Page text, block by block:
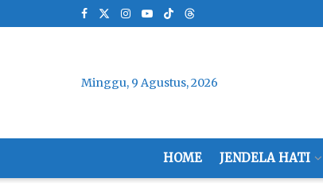
Minggu, 9 Agustus, 2026
HOME JENDELA HATI